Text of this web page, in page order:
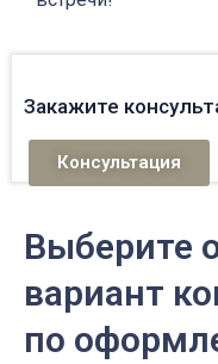
Закажите
Консультация
Выберите
вариант
по